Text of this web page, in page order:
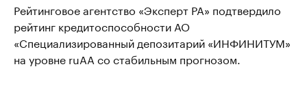
Рейтинговое агентство «Эксперт РА» подтвердило
рейтинг кредитоспособности АО
«Специализированный депозитарий «ИНФИНИТУМ»
на уровне ruAA со стабильным прогнозом.